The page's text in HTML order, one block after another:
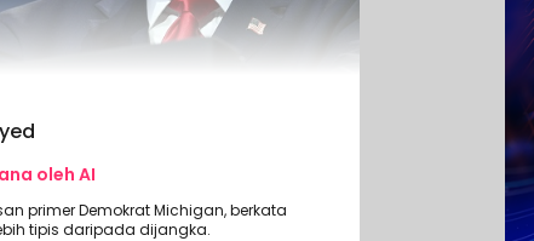
oleh AI
primer Demokrat Michigan, berkata
tipis daripada dijangka.